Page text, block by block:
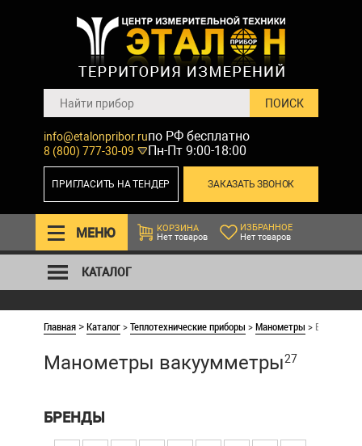
info@etalonpribor.ru
8 (800) 777-30-09
по РФ бесплатно
Пн-Пт 9:00-18:00
ЗАКАЗАТЬ ЗВОНОК
ПРИГЛАСИТЬ НА ТЕНДЕР
МЕНЮ
КОРЗИНА
Нет товаров
ИЗБРАННОЕ
Нет товаров
КАТАЛОГ
Главная >Каталог>Теплотехнические приборы >Манометры >
Манометры вакуумметры27
БРЕНДЫ